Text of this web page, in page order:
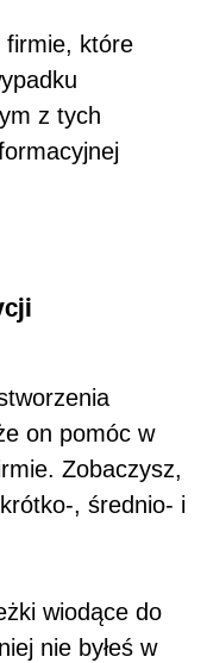
firmie, które
z tych
on pomóc w
Zobaczysz,
, średnio- i
wiodące do
nie byłeś w